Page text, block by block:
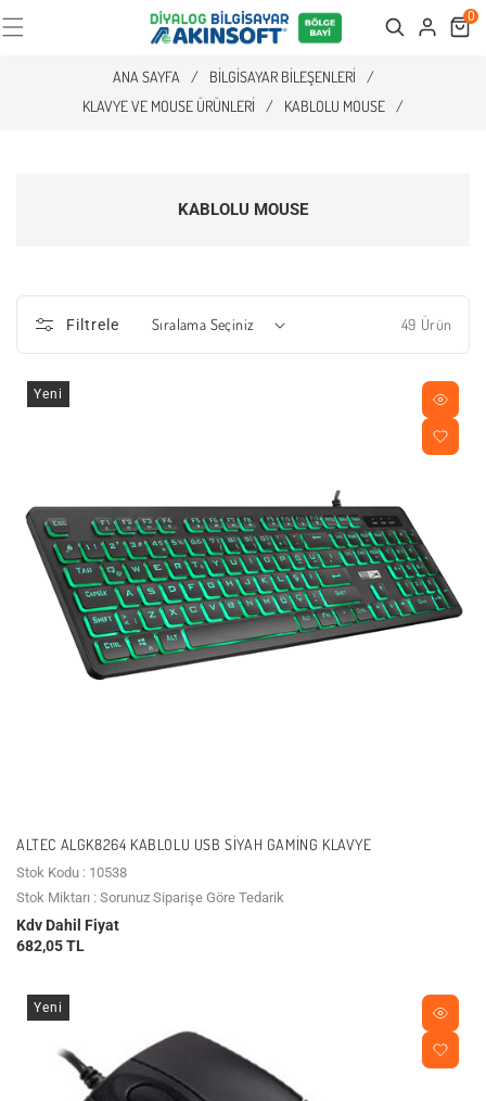
Search Cart
0
ANA SAYFA / BILGISAYAR BILEŞENLERI
/
KLAVYE VE MOUSE ÜRÜNLERI
/ KABLOLU MOUSE /
KABLOLU MOUSE
Filtrele 49 Ürün
Yeni
ALTEC ALGK8264 KABLOLU USB SIYAH GAMING KLAVYE
Stok Kodu : 10538
Stok Miktarı : Sorunuz Siparişe Göre Tedarik
Kdv Dahil Fiyat
682,05 TL
Yeni